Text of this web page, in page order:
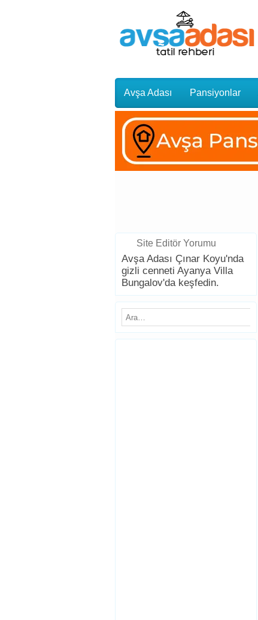
Avşa Adası Pansiyonlar
Gezi Rehberi
Site Editör Yorumu
Avşa Adası Çınar Koyu'nda
gizli cenneti Ayanya Villa
Bungalov'da keşfedin.